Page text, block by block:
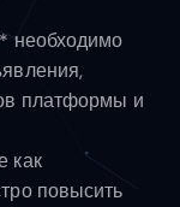
необходимо
платформы и
как
повысить